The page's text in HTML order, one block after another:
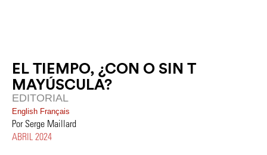
EL TIEMPO, ¿CON O SIN T
MAYÚSCULA?
EDITORIAL
English Français
Por Serge Maillard
ABRIL 2024